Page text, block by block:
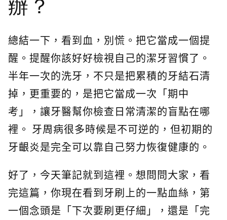
辦？
總結一下，看到血，別慌。把它當成一個提
醒。提醒你該好好檢視自己的潔牙習慣了。
半年一次的洗牙，不只是把累積的牙結石清
掉，更重要的，是把它當成一次「期中
考」，讓牙醫幫你檢查日常清潔的盲點在哪
裡。 牙周病很多時候是不可逆的，但初期的
牙齦炎是完全可以靠自己努力恢復健康的。
好了，今天筆記就到這裡。想問問大家，看
完這篇，你現在看到牙刷上的一點血絲，第
一個念頭是「下次要刷更仔細」，還是「完